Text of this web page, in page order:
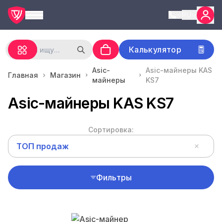
Калькулятор
Главная Магазин
Asic-
майнеры
Asic-майнеры KAS
KS7
Asic-майнеры KAS KS7
Сортировка:
ТОП продаж
Фильтры